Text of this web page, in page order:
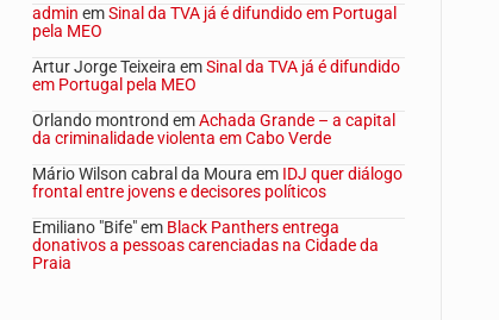
admin emSinal da TVA já é difundido em Portugal
pela MEO
Artur Jorge Teixeira emSinal da TVA já é difundido
em Portugal pela MEO
Orlando montrond emAchada Grande – a capital
da criminalidade violenta em Cabo Verde
Mário Wilson cabral da Moura em IDJ quer diálogo
frontal entre jovens e decisores políticos
Emiliano "Bife"em Black Panthers entrega
donativos a pessoas carenciadas na Cidade da
Praia